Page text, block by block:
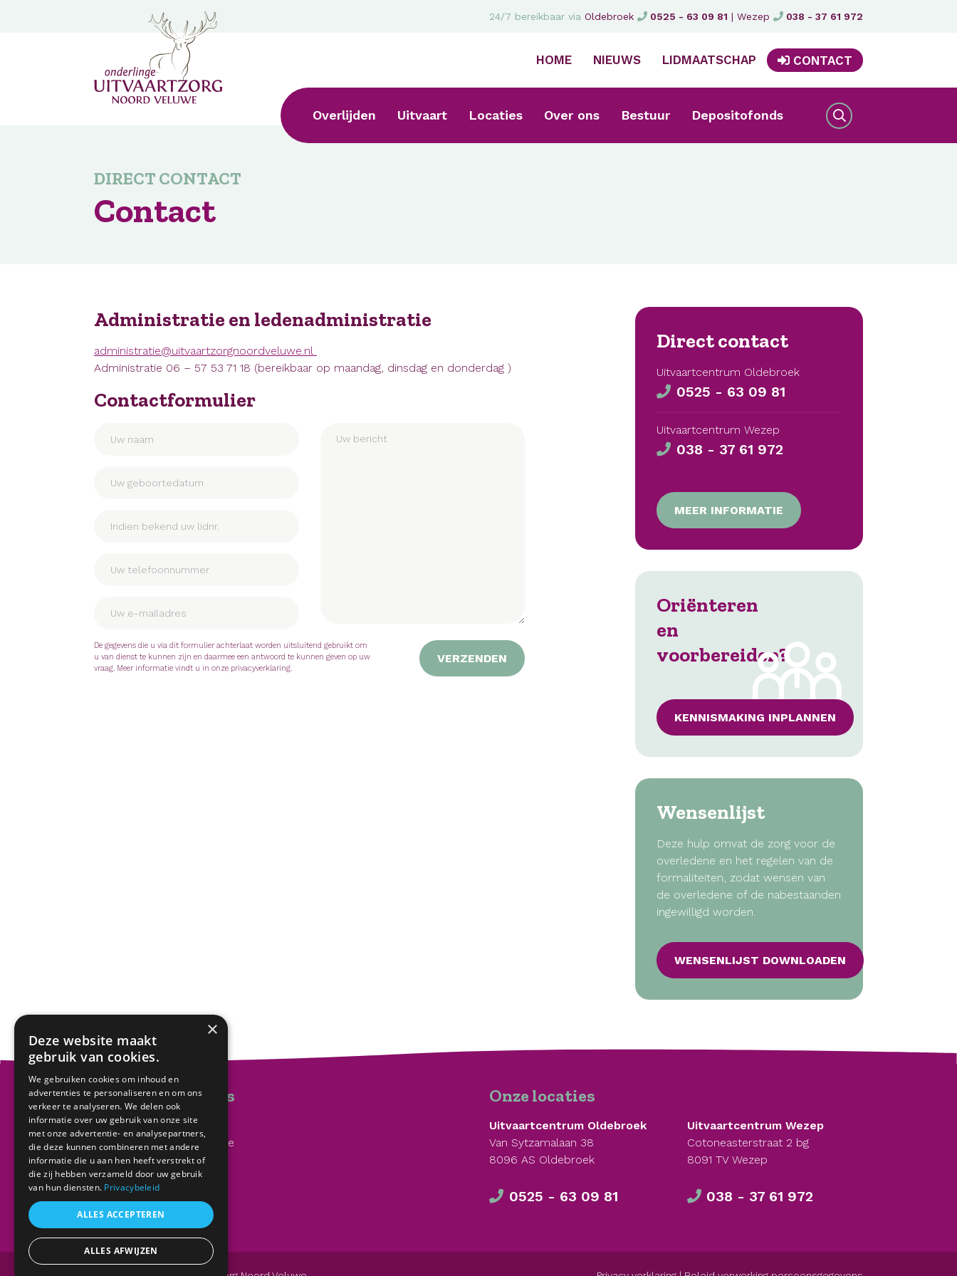
24/7 bereikbaar via Oldebroek 0525 - 63 09 81 | Wezep 038 - 37 61 972
HOME NIEUWS LIDMAATSCHAP CONTACT
Overlijden Uitvaart Locaties Over ons Bestuur Depositofonds
DIRECT CONTACT
Contact
Administratie en ledenadministratie
administratie@uitvaartzorgnoordveluwe.nl
Administratie 06 – 57 53 71 18 (bereikbaar op maandag, dinsdag en donderdag )
Contactformulier
De gegevens die u via dit formulier achterlaat worden uitsluitend gebruikt om
u van dienst te kunnen zijn en daarmee een antwoord te kunnen geven op uw
vraag. Meer informatie vindt u in onze privacyverklaring.
VERZENDEN
Direct contact
Uitvaartcentrum Oldebroek
0525 - 63 09 81
Uitvaartcentrum Wezep
038 - 37 61 972
MEER INFORMATIE
Oriënteren
en
voorbereiden?
KENNISMAKING INPLANNEN
Wensenlijst
Deze hulp omvat de zorg voor de
overledene en het regelen van de
formaliteiten, zodat wensen van
de overledene of de nabestaanden
ingewilligd worden.
WENSENLIJST DOWNLOADEN
Contactgegevens
Postadres
Uitvaartzorg Noord Veluwe
Van Sytzamalaan 38
8096 AS Oldebroek
E-mailadres
Onze locaties
Uitvaartcentrum Oldebroek
Van Sytzamalaan 38
8096 AS Oldebroek
0525 - 63 09 81
Uitvaartcentrum Wezep
Cotoneasterstraat 2 bg
8091 TV Wezep
038 - 37 61 972
×
Deze website maakt
gebruik van cookies.
We gebruiken cookies om inhoud en
advertenties te personaliseren en om ons
verkeer te analyseren. We delen ook
informatie over uw gebruik van onze site
met onze advertentie- en analysepartners,
die deze kunnen combineren met andere
informatie die u aan hen heeft verstrekt of
die zij hebben verzameld door uw gebruik
van hun diensten. Privacybeleid
ALLES ACCEPTEREN
ALLES AFWIJZEN